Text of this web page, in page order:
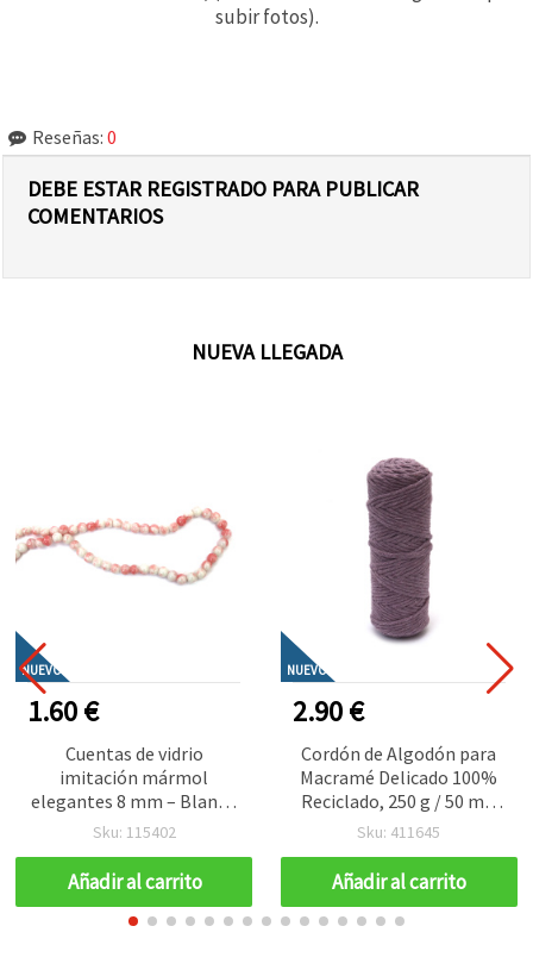
subir fotos).
Reseñas: 0
DEBE ESTAR REGISTRADO PARA PUBLICAR
COMENTARIOS
NUEVA LLEGADA
NUEVO
1.60 €
Cuentas de vidrio
imitación mármol
elegantes 8 mm – Blanco
lechoso y rojo, agujero 1
mezclado) – Ideal para
bisutería y manualidades,
joyería artesanal y
Sku: 115402
Añadir al carrito
NUEVO
2.90 €
Cordón de Algodón para
Macramé Delicado 100%
Reciclado, 250 g / 50 m –
Color Lila Claro, Ideal
Colgadores de Plantas y
Proyectos DIY Hechos a
Mano
Sku: 411645
Añadir al carrito